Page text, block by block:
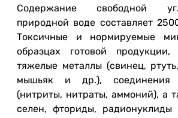
Содержание свободной
природной воде составляет
Токсичные и нормируемые
образцах готовой
тяжелые металлы (свинец,
мышьяк и др.), соединения
(нитриты, нитраты, аммоний), а
селен, фториды,